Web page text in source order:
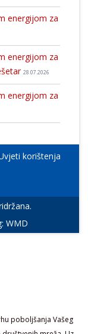
poboljšanja Vašeg
energijom za
energijom za
28.07.2026
energijom za
korištenja
WMD